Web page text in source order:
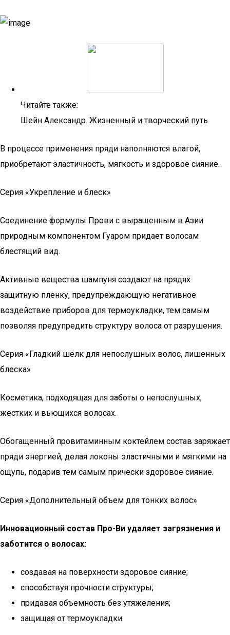
Читайте также:
Шейн Александр. Жизненный и творческий путь
В процессе применения пряди наполняются влагой,
приобретают эластичность, мягкость и здоровое сияние.
Серия «Укрепление и блеск»
Соединение формулы Прови с выращенным в Азии
природным компонентом Гуаром придает волосам
блестящий вид.
Активные вещества шампуня создают на прядях
защитную пленку, предупреждающую негативное
воздействие приборов для термоукладки, тем самым
позволяя предупредить структуру волоса от разрушения.
Серия «Гладкий шёлк для непослушных волос, лишенных
блеска»
Косметика, подходящая для заботы о непослушных,
жестких и вьющихся волосах.
Обогащенный провитаминным коктейлем состав заряжает
пряди энергией, делая локоны эластичными и мягкими на
ощупь, подарив тем самым прически здоровое сияние.
Серия «Дополнительный объем для тонких волос»
Инновационный состав Про-Ви удаляет загрязнения и
заботится о волосах:
создавая на поверхности здоровое сияние;
способствуя прочности структуры;
придавая объемность без утяжеления;
защищая от термоукладки.